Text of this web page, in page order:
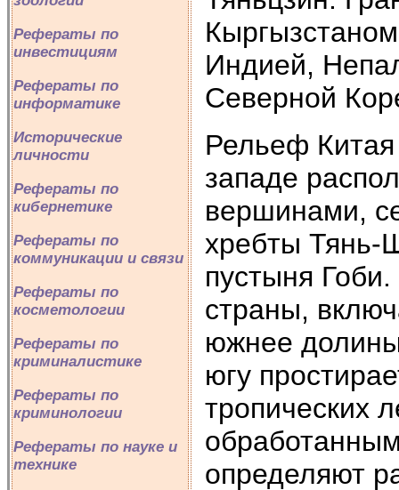
Рефераты по
инвестициям
Рефераты по
информатике
Исторические
личности
Рефераты по
кибернетике
Рефераты по
коммуникации и связи
Рефераты по
косметологии
Рефераты по
криминалистике
Рефераты по
криминологии
Рефераты по науке и
технике
Индией,
Северной
Рельеф Китая
западе
вершинами,
хребты Тянь-
пустыня
страны,
южнее
югу
тропических
определяют